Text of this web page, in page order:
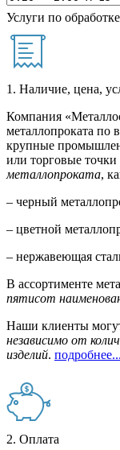
Услуги по
1. Наличие, цена,
Компания
металлопроката по
крупные
или торговые точки
металлопроката,
– черный
– цветной
– нержавеющая
В ассортименте
пятисот
Наши клиенты могут
независимо от
изделий. подробнее...
2. Оплата